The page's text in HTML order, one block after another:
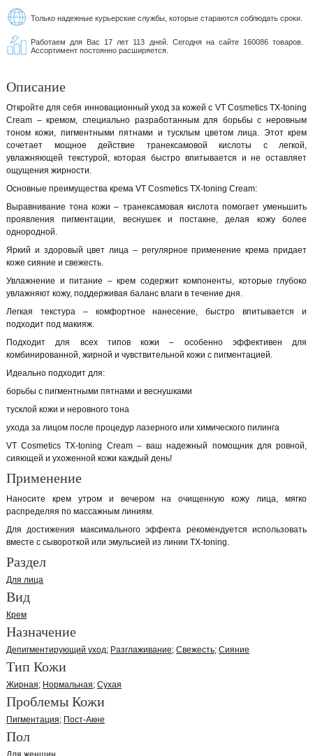
Только надежные курьерские службы, которые стараются соблюдать сроки.
Работаем для Вас 17 лет 113 дней. Сегодня на сайте 160086 товаров.
Ассортимент постоянно расширяется.
Описание
Откройте для себя инновационный уход за кожей с VT Cosmetics TX-toning
Cream – кремом, специально разработанным для борьбы с неровным
тоном кожи, пигментными пятнами и тусклым цветом лица. Этот крем
сочетает мощное действие транексамовой кислоты с легкой,
увлажняющей текстурой, которая быстро впитывается и не оставляет
ощущения жирности.
Основные преимущества крема VT Cosmetics TX-toning Cream:
Выравнивание тона кожи – транексамовая кислота помогает уменьшить
проявления пигментации, веснушек и постакне, делая кожу более
однородной.
Яркий и здоровый цвет лица – регулярное применение крема придает
коже сияние и свежесть.
Увлажнение и питание – крем содержит компоненты, которые глубоко
увлажняют кожу, поддерживая баланс влаги в течение дня.
Легкая текстура – комфортное нанесение, быстро впитывается и
подходит под макияж.
Подходит для всех типов кожи – особенно эффективен для
комбинированной, жирной и чувствительной кожи с пигментацией.
Идеально подходит для:
борьбы с пигментными пятнами и веснушками
тусклой кожи и неровного тона
ухода за лицом после процедур лазерного или химического пилинга
VT Cosmetics TX-toning Cream – ваш надежный помощник для ровной,
сияющей и ухоженной кожи каждый день!
Применение
Наносите крем утром и вечером на очищенную кожу лица, мягко
распределяя по массажным линиям.
Для достижения максимального эффекта рекомендуется использовать
вместе с сывороткой или эмульсией из линии TX-toning.
Раздел
Для лица
Вид
Крем
Назначение
Депигментирующий уход Разглаживание Свежесть Сияние
Тип Кожи
Жирная Нормальная Сухая
Проблемы Кожи
Пигментация Пост-Акне
Пол